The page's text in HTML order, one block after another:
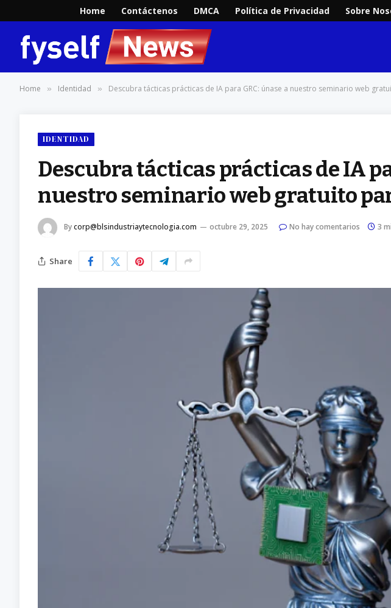
Home Contáctenos DMCA Política de Privacidad Sobre
Home » Identidad » Descubra tácticas prácticas de IA para GRC: únase a nuestro seminario web
IDENTIDAD
Descubra tácticas prácticas de IA
nuestro seminario web gratuito
Bycorp@blsindustriaytecnologia.com octubre 29, 2025 No hay comentarios 3
Share